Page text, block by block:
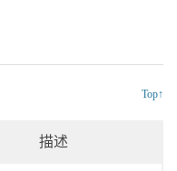
Top↑
描述